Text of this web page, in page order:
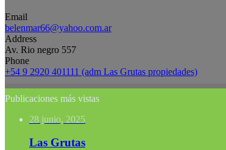
Email
belenmar66@yahoo.com.ar
Address
Av. Rio negro 557
Phone
+54 9 2920 401111 (adm Las Grutas propiedades)
Publicaciones más vistas
28 junio, 2025
Las Grutas